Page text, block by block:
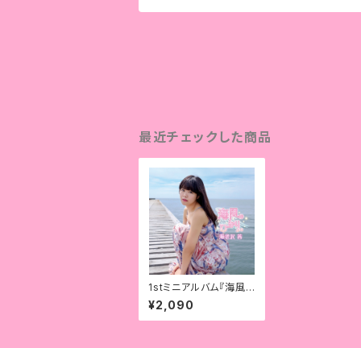
最近チェックした商品
1stミニアルバム『海風
のひかり。』
¥2,090